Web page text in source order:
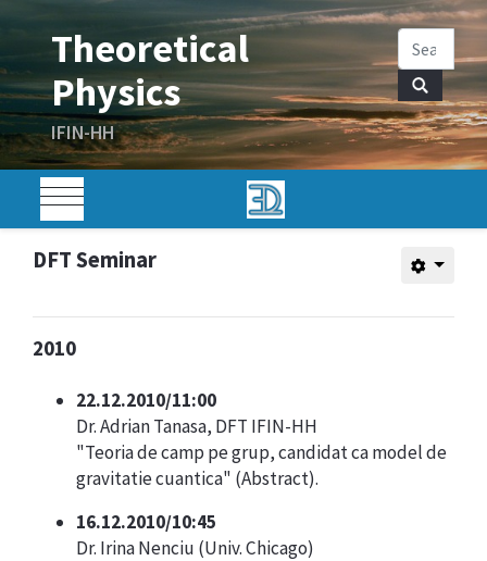
DFT Seminar
2010
22.12.2010/11:00
Dr. Adrian Tanasa, DFT IFIN-HH
"Teoria de camp pe grup, candidat ca model de
gravitatie cuantica" (Abstract).
16.12.2010/10:45
Dr. Irina Nenciu (Univ. Chicago)